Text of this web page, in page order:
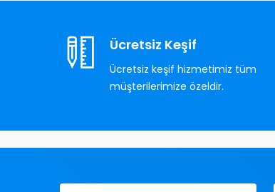
Ücretsiz Keşif
Ücretsiz keşif hizmetimiz tüm
müşterilerimize özeldir.